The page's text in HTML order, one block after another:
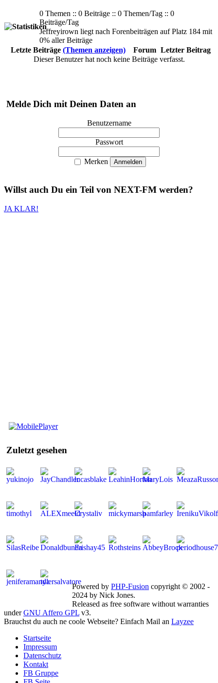
0 Themen :: 0 Beiträge :: 0 Themen/Tag :: 0
Beiträge/Tag
Jeffreyirown liegt nach Forenbeiträgen auf Platz 184 mit
0% aller Beiträge
Letzte Beiträge (Themen anzeigen) Forum Letzter Beitrag
Dieser Benutzer hat noch keine Beiträge verfasst.
Melde Dich mit Deinen Daten an
Benutzername
Passwort
Merken
Willst auch Du ein Teil von NEXT-FM werden?
JA KLAR!
Zuletzt gesehen
Powered by PHP-Fusion copyright © 2002 -
2024 by Nick Jones.
Released as free software without warranties
underGNU Affero GPL v3.
Brauchst du auch ne coole Webseite? Einfach Mail an Layzee
Startseite
Impressum
Datenschutz
Kontakt
FB Gruppe